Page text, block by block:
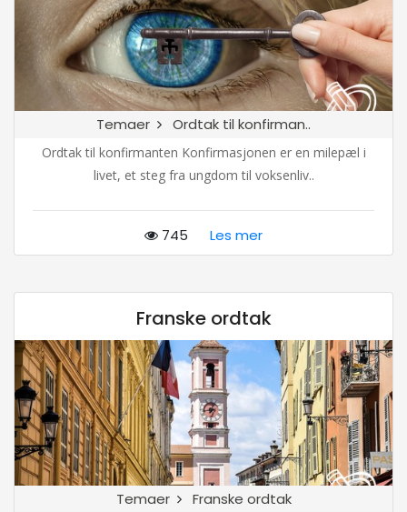
Temaer Ordtak til konfirman..
Ordtak til konfirmanten Konfirmasjonen er en milepæl i
livet, et steg fra ungdom til voksenliv..
745 Les mer
Franske ordtak
Temaer Franske ordtak